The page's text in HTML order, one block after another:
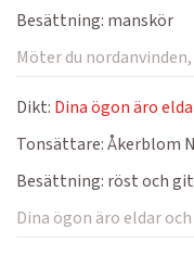
Besättning: manskör
Möter du
Dikt: Dina ögon äro
Tonsättare:Åkerblom
Besättning: röst och
Dina ögon äro eldar